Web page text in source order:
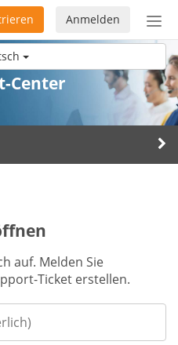
Anmelden
Center
auf. Melden Sie
Ticket erstellen.